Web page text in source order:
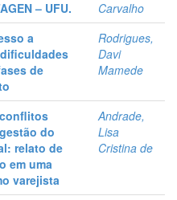
– UFU.
Carvalho
a
de
Rodrigues,
Davi
Mamede
do
relato de
em uma
varejista
Andrade,
Lisa
Cristina de